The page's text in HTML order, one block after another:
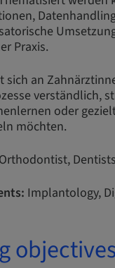
Praxis.
sich an
verständlich,
oder
möchten.
Orthodontist, Dentists
Implantology,
objectives